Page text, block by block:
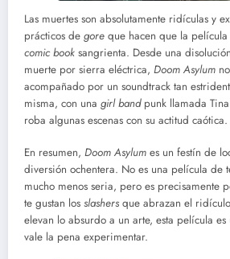
Las muertes son absolutamente ridículas y
prácticos de gore que hacen que la película
comic book sangrienta. Desde una
muerte por sierra eléctrica, Doom Asylum
acompañado por un soundtrack tan
misma, con una girl bandpunk llamada Tina
roba algunas escenas con su actitud caótica.
En resumen, Doom Asylum es un festín de
diversión ochentera. No es una película de
mucho menos seria, pero es precisamente
te gustan los slashers que abrazan el
elevan lo absurdo a un arte, esta película
vale la pena experimentar.